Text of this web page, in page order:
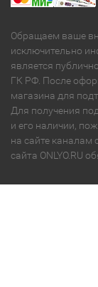
Обращаем ваше
исключительно
является
ГК РФ. После
магазина для
Для получения
и его наличии,
на сайте каналам
сайта ONLYO.RU